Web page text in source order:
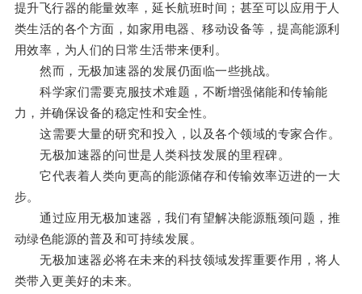
提升飞行器的能量效率，延长航班时间；甚至可以应用于人
类生活的各个方面，如家用电器、移动设备等，提高能源利
用效率，为人们的日常生活带来便利。
然而，无极加速器的发展仍面临一些挑战。
科学家们需要克服技术难题，不断增强储能和传输能
力，并确保设备的稳定性和安全性。
这需要大量的研究和投入，以及各个领域的专家合作。
无极加速器的问世是人类科技发展的里程碑。
它代表着人类向更高的能源储存和传输效率迈进的一大
步。
通过应用无极加速器，我们有望解决能源瓶颈问题，推
动绿色能源的普及和可持续发展。
无极加速器必将在未来的科技领域发挥重要作用，将人
类带入更美好的未来。